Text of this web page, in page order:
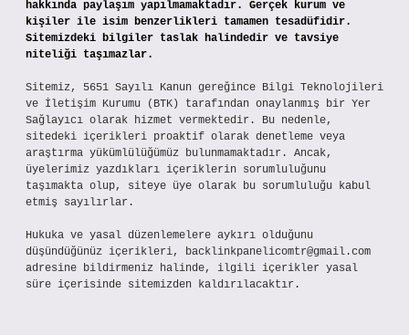
hakkında paylaşım yapılmamaktadır. Gerçek kurum ve
kişiler ile isim benzerlikleri tamamen tesadüfidir.
Sitemizdeki bilgiler taslak halindedir ve tavsiye
niteliği taşımazlar.
Sitemiz, 5651 Sayılı Kanun gereğince Bilgi Teknolojileri
ve İletişim Kurumu (BTK) tarafından onaylanmış bir Yer
Sağlayıcı olarak hizmet vermektedir. Bu nedenle,
sitedeki içerikleri proaktif olarak denetleme veya
araştırma yükümlülüğümüz bulunmamaktadır. Ancak,
üyelerimiz yazdıkları içeriklerin sorumluluğunu
taşımakta olup, siteye üye olarak bu sorumluluğu kabul
etmiş sayılırlar.
Hukuka ve yasal düzenlemelere aykırı olduğunu
düşündüğünüz içerikleri, backlinkpanelicomtr@gmail.com
adresine bildirmeniz halinde, ilgili içerikler yasal
süre içerisinde sitemizden kaldırılacaktır.